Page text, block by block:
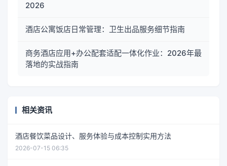
2026
酒店公寓饭店日常管理：卫生出品服务细节指南
商务酒店应用+办公配套适配一体化作业：2026年最
落地的实战指南
相关资讯
酒店餐饮菜品设计、服务体验与成本控制实用方法
2026-07-15 06:35